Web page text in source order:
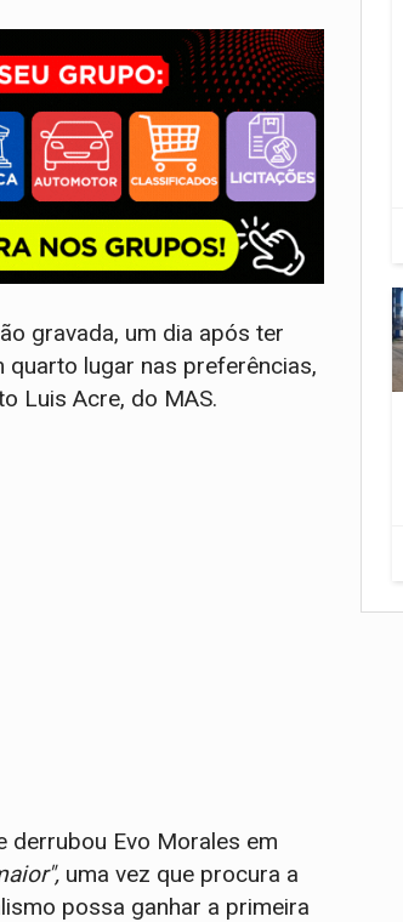
gravada, um dia após ter
quarto lugar nas preferências,
Luis Acre, do MAS.
derrubou Evo Morales em
uma vez que procura a
possa ganhar a primeira